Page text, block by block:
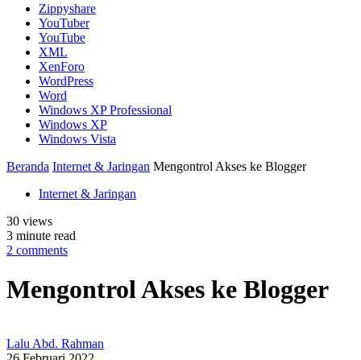
Zippyshare
YouTuber
YouTube
XML
XenForo
WordPress
Word
Windows XP Professional
Windows XP
Windows Vista
Beranda Internet & Jaringan Mengontrol Akses ke Blogger
Internet & Jaringan
30 views
3 minute read
2 comments
Mengontrol Akses ke Blogger
Lalu Abd. Rahman